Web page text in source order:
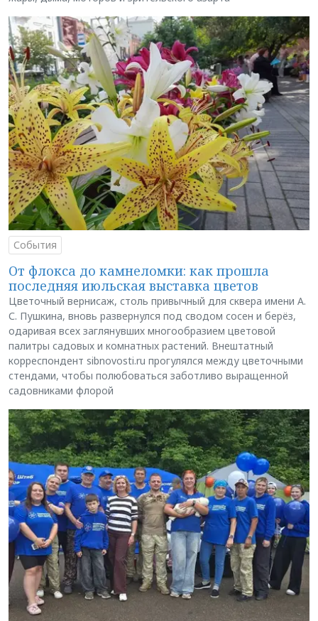
События
От флокса до камнеломки: как прошла
последняя июльская выставка цветов
Цветочный вернисаж, столь привычный для сквера имени А.
С. Пушкина, вновь развернулся под сводом сосен и берёз,
одаривая всех заглянувших многообразием цветовой
палитры садовых и комнатных растений. Внештатный
корреспондент sibnovosti.ru прогулялся между цветочными
стендами, чтобы полюбоваться заботливо выращенной
садовниками флорой